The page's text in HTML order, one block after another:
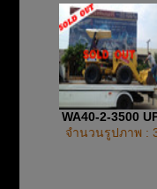
WA40-2-3500
จำนวนรูปภาพ :